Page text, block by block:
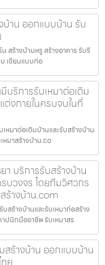
บ้าน ออกแบบบ้าน รับ
สร้างบ้านหรู สร้างอาคาร รับรี
เขียนแบบก่อ
บริการรับเหมาต่อเติม
งภายในครบจบในที่
หมาต่อเติมบ้านและรับสร้างบ้าน
มาสร้างบ้าน.co
า บริการรับสร้างบ้าน
บวงจร โดยทีมวิศวกร
ร้างบ้าน.com
สร้างบ้านและรับเหมาก่อสร้าง
ปนิกมืออาชีพ รับเหมาสร
สร้างบ้าน ออกแบบบ้าน